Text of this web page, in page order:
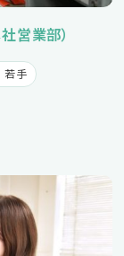
方
はこちら
報はこちら
営業部）
若手